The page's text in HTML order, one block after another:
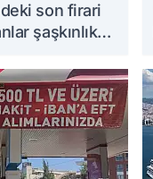
son firari
şaşkınlık